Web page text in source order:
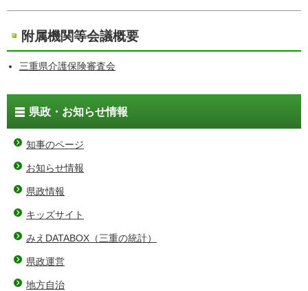
附属機関等会議概要
三重県介護保険審査会
県政・お知らせ情報
知事のページ
お知らせ情報
県政情報
キッズサイト
みえDATABOX（三重の統計）
県政運営
地方自治